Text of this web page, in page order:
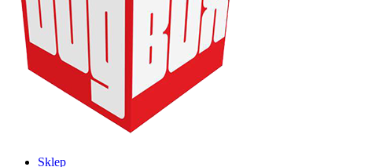
Sklep